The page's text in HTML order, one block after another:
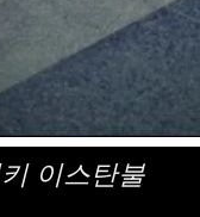
이스탄불